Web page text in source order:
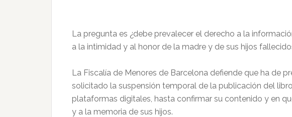
La pregunta es ¿debe prevalecer el derecho a la
a la intimidad y al honor de la madre y de sus hijos
La Fiscalía de Menores de Barcelona defiende que ha de
solicitado la suspensión temporal de la publicación del
plataformas digitales, hasta confirmar su contenido y en
y a la memoria de sus hijos.